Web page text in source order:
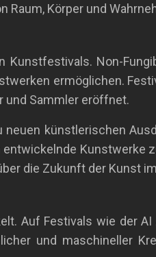
Körper und
Non-
ermöglichen.
und Sammler eröffnet.
künstlerischen
Kunstwerke
die Zukunft der Kunst
Auf Festivals wie der
und maschineller